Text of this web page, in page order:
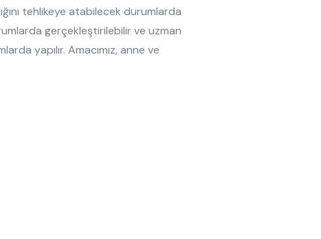
tehlikeye atabilecek durumlarda
gerçekleştirilebilir ve uzman
yapılır. Amacımız, anne ve